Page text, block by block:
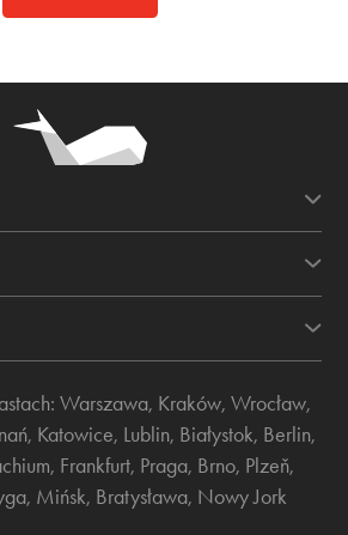
Warszawa, Kraków, Wrocław,
, Katowice, Lublin, Białystok, Berlin,
, Frankfurt, Praga, Brno, Plzeň,
, Mińsk, Bratysława, Nowy Jork